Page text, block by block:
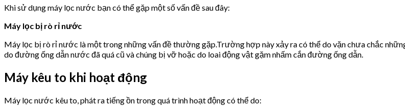
Khi sử dụng máy lọc nước bạn có thể gặp một số vấn đề sau đây:
Máy lọc bị rò rỉ nước
Máy lọc bị rò rỉ nước là một trong những vấn đề thường gặp.Trường hợp này xảy ra có thể do vặn chưa chắc
do đường ống dẫn nước đã quá cũ và chúng bị vỡ hoặc do loai động vật gặm nhấm cắn đường ống dẫn.
Máy kêu to khi hoạt động
Máy lọc nước kêu to, phát ra tiếng ồn trong quá trình hoạt động có thể do: